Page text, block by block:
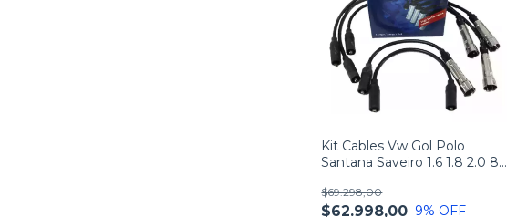
Kit Cables Vw Gol Polo
Santana Saveiro 1.6 1.8 2.0 8v
$62.998,00
$69.298,00
9% OFF